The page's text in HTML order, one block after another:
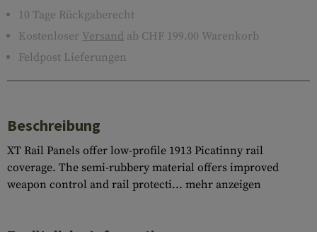
10 Tage Rückgaberecht
Kostenloser Versand ab CHF 199.00 Warenkorb
Feldpost Lieferungen
Beschreibung
XT Rail Panels offer low-profile 1913 Picatinny rail
coverage. The semi-rubbery material offers improved
weapon control and rail protecti... mehr anzeigen